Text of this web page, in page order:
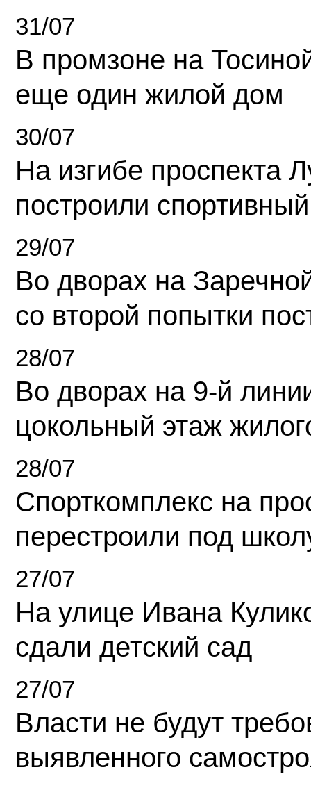
31/07
В промзоне на
еще один жилой дом
30/07
На изгибе проспекта
построили
29/07
Во дворах на
со второй попытки
28/07
Во дворах на 9-й
цокольный этаж
28/07
Спорткомплекс на
перестроили под
27/07
На улице Ивана
сдали детский сад
27/07
Власти не будут
выявленного